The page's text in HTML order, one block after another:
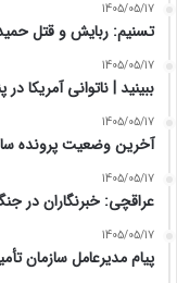
1405/05/17
تسنیم: ربایش و قتل
1405/05/17
‏ببینید | ناتوانی آمریکا
1405/05/17
آخرین وضعیت پرونده
1405/05/17
عراقچی: خبرنگاران در
1405/05/17
پیام مدیرعامل سازمان